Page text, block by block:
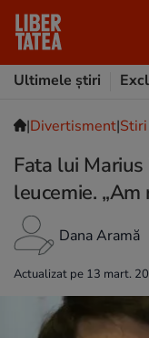
Ultimele știri
|Divertisment|
Fata lui
leucemie. „Am
Dana Aramă
Actualizat pe 13 mart.